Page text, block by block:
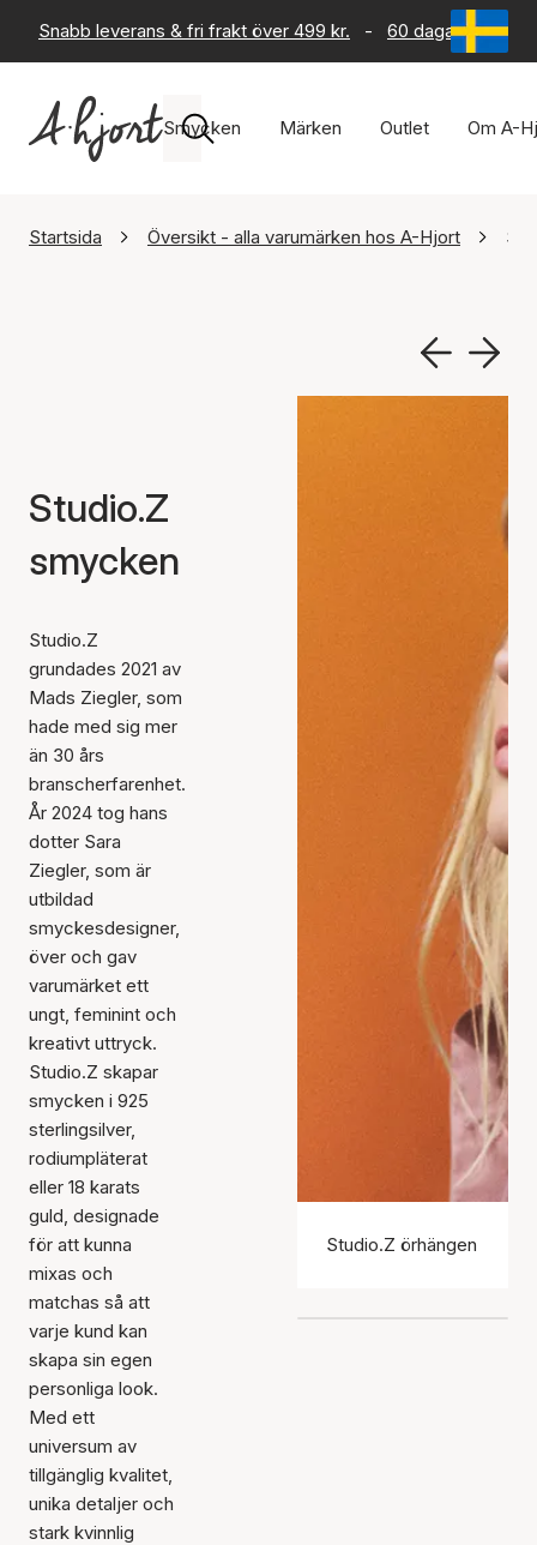
Snabb leverans & fri frakt över 499 kr. - 60 dagars
Smycken Märken Outlet Om A-
Startsida Översikt - alla varumärken hos A-Hjort
Studio.Z
smycken
Studio.Z
grundades 2021 av
Mads Ziegler, som
hade med sig mer
än 30 års
branscherfarenhet.
År 2024 tog hans
dotter Sara
Ziegler, som är
utbildad
smyckesdesigner,
över och gav
varumärket ett
ungt, feminint och
kreativt uttryck.
Studio.Z skapar
smycken i 925
sterlingsilver,
rodiumpläterat
eller 18 karats
guld, designade
för att kunna
mixas och
matchas så att
varje kund kan
skapa sin egen
personliga look.
Med ett
universum av
tillgänglig kvalitet,
unika detaljer och
stark kvinnlig
Studio.Z örhängen